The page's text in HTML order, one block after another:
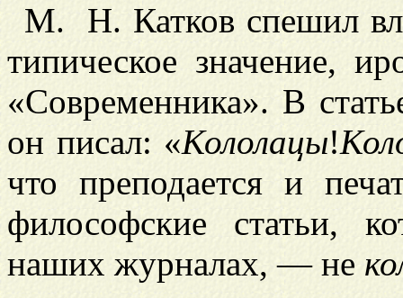
М. Н. Катков спешил
типическое значение,
«Современника». В
он писал: «Кололацы!
что преподается и
философские статьи,
наших журналах, — не